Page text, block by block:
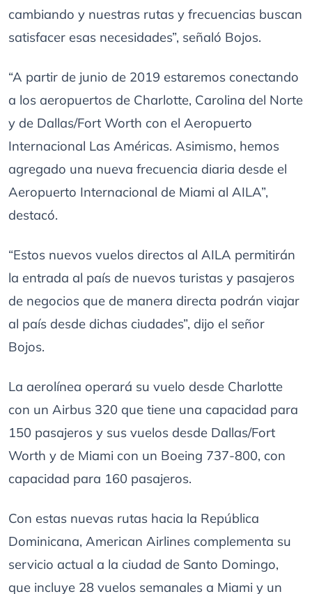
cambiando y nuestras rutas y frecuencias buscan
satisfacer esas necesidades”, señaló Bojos.
“A partir de junio de 2019 estaremos conectando
a los aeropuertos de Charlotte, Carolina del Norte
y de Dallas/Fort Worth con el Aeropuerto
Internacional Las Américas. Asimismo, hemos
agregado una nueva frecuencia diaria desde el
Aeropuerto Internacional de Miami al AILA”,
destacó.
“Estos nuevos vuelos directos al AILA permitirán
la entrada al país de nuevos turistas y pasajeros
de negocios que de manera directa podrán viajar
al país desde dichas ciudades”, dijo el señor
Bojos.
La aerolínea operará su vuelo desde Charlotte
con un Airbus 320 que tiene una capacidad para
150 pasajeros y sus vuelos desde Dallas/Fort
Worth y de Miami con un Boeing 737-800, con
capacidad para 160 pasajeros.
Con estas nuevas rutas hacia la República
Dominicana, American Airlines complementa su
servicio actual a la ciudad de Santo Domingo,
que incluye 28 vuelos semanales a Miami y un